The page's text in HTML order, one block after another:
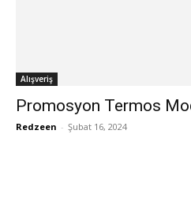
Alışveriş
Promosyon Termos
Redzeen - Şubat 16, 2024